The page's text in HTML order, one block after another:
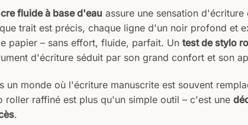
fluide à base d'eau assure une sensation
trait est précis, chaque ligne d'un noir profond et
papier – sans effort, fluide, parfait. Un test de stylo
d'écriture séduit par son grand confort et son
un monde où l'écriture manuscrite est souvent
roller raffiné est plus qu'un simple outil – c'est une
.​